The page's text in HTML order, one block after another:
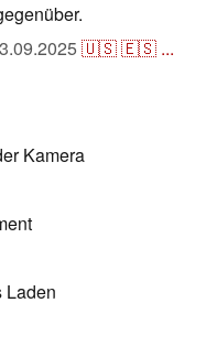
🇺🇸🇪🇸 ...
Kamera
Laden